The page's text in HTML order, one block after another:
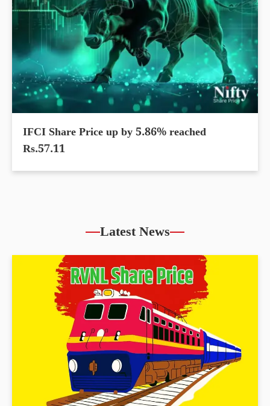
IFCI Share Price up by 5.86% reached
Rs.57.11
Latest News